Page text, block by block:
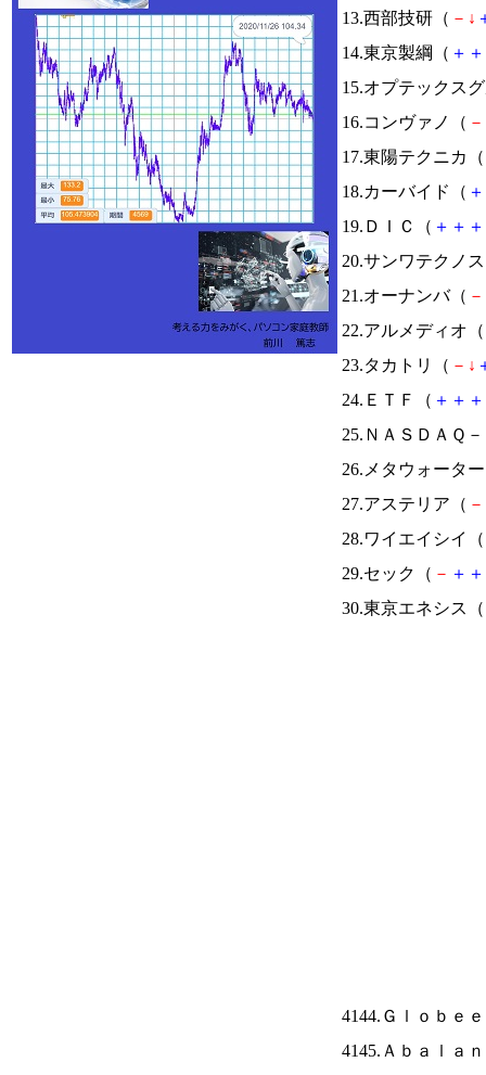
13.西部技研（ － ↓
14.東京製綱（ ＋ ＋
15.オプテックス
16.コンヴァノ（ －
17.東陽テクニカ（
18.カーバイド（ ＋
19.ＤＩＣ（ ＋ ＋ ＋
20.サンワテクノ
21.オーナンバ（ －
22.アルメディオ（
23.タカトリ（ － ↓
24.ＥＴＦ（ ＋ ＋ ＋
25.ＮＡＳＤＡＱ
26.メタウォータ
27.アステリア（ －
28.ワイエイシイ（
29.セック（ － ＋ ＋
30.東京エネシス（
4144.Ｇｌｏｂｅ
4145.Ａｂａｌａ